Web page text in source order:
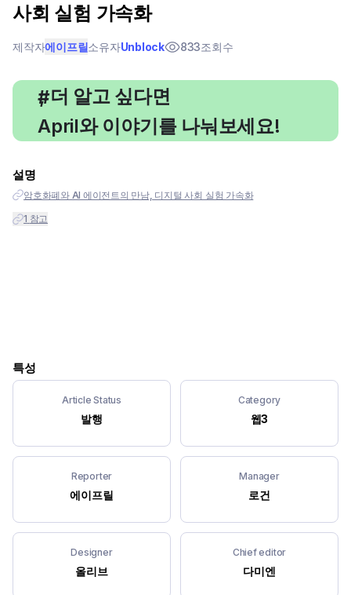
사회 실험 가속화
제작자에이프릴소유자Unblock 833조회수
#
, 더 알고 싶다면
April와 이야기를 나눠보세요!
설명
암호화폐와 AI 에이전트의 만남, 디지털 사회 실험 가속화
1 참고
특성
Article Status
발행
Category
웹3
Reporter
에이프릴
Manager
로건
Designer
올리브
Chief editor
다미엔